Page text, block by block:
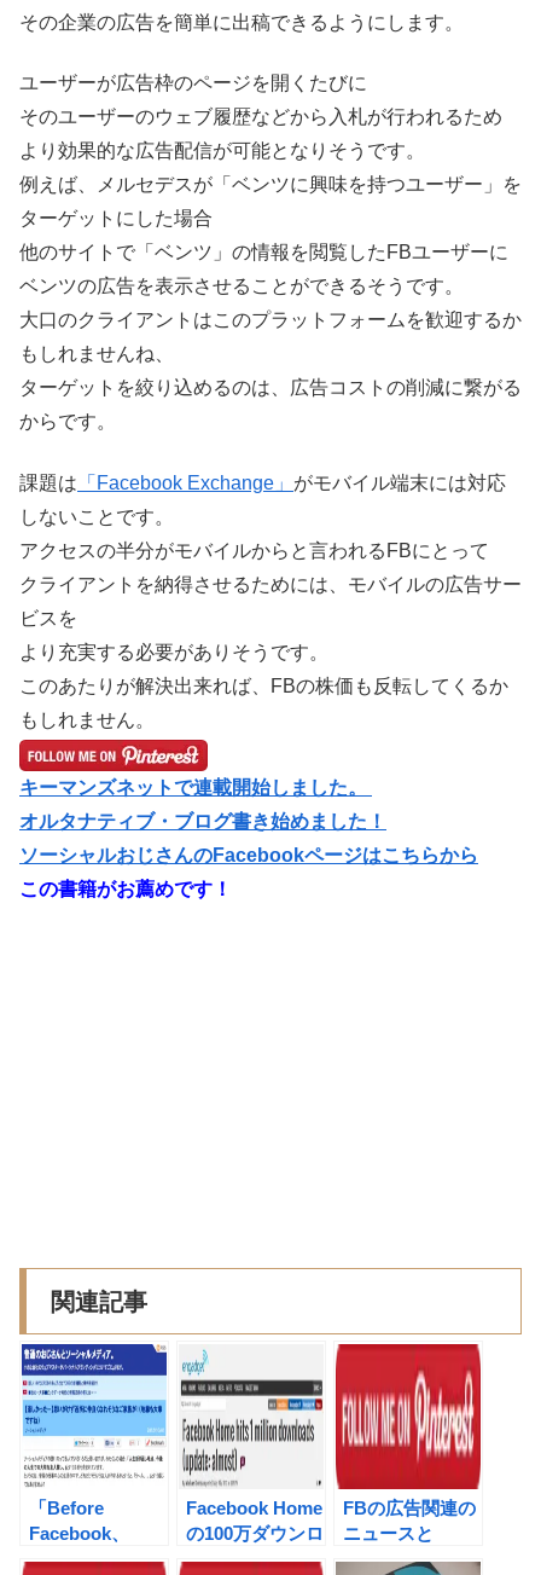
その企業の広告を簡単に出稿できるようにします。
ユーザーが広告枠のページを開くたびに
そのユーザーのウェブ履歴などから入札が行われるため
より効果的な広告配信が可能となりそうです。
例えば、メルセデスが「ベンツに興味を持つユーザー」を
ターゲットにした場合
他のサイトで「ベンツ」の情報を閲覧したFBユーザーに
ベンツの広告を表示させることができるそうです。
大口のクライアントはこのプラットフォームを歓迎するか
もしれませんね、
ターゲットを絞り込めるのは、広告コストの削減に繋がる
からです。
課題は 「Facebook Exchange」 がモバイル端末には対応
しないことです。
アクセスの半分がモバイルからと言われるFBにとって
クライアントを納得させるためには、モバイルの広告サー
ビスを
より充実する必要がありそうです。
このあたりが解決出来れば、FBの株価も反転してくるか
もしれません。
キーマンズネットで連載開始しました。
オルタナティブ・ブログ書き始めました！
ソーシャルおじさんのFacebookページはこちらから
この書籍がお薦めです！
関連記事
「Before
Facebook、
After
Facebook Home
の100万ダウンロ
ード言うニュース
FBの広告関連の
ニュースと
「Facebook